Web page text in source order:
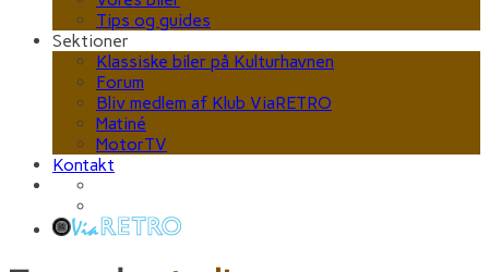
Tips og guides
Sektioner
Klassiske biler på Kulturhavnen
Forum
Bliv medlem af Klub ViaRETRO
Matiné
MotorTV
Kontakt